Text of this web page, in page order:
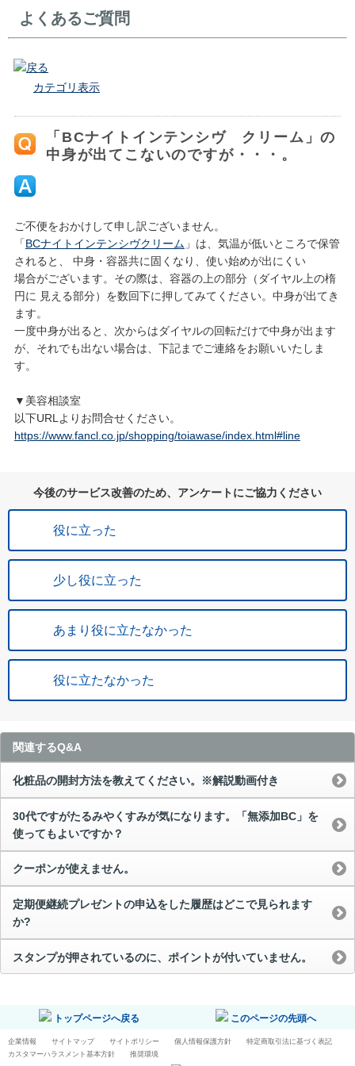
よくあるご質問
戻る
カテゴリ表示
「BCナイトインテンシヴ クリーム」の
中身が出てこないのですが・・・。
ご不便をおかけして申し訳ございません。
「BCナイトインテンシヴクリーム 」は、気温が低いところで保管
されると、 中身・容器共に固くなり、使い始めが出にくい
場合がございます。その際は、容器の上の部分（ダイヤル上の楕
円に 見える部分）を数回下に押してみてください。中身が出てき
ます。
一度中身が出ると、次からはダイヤルの回転だけで中身が出ます
が、それでも出ない場合は、下記までご連絡をお願いいたしま
す。
▼美容相談室
以下URLよりお問合せください。
https://www.fancl.co.jp/shopping/toiawase/index.html#line
今後のサービス改善のため、アンケートにご協力ください
役に立った
少し役に立った
あまり役に立たなかった
役に立たなかった
関連するQ&A
化粧品の開封方法を教えてください。※解説動画付き
30代ですがたるみやくすみが気になります。「無添加BC」を
使ってもよいですか？
クーポンが使えません。
定期便継続プレゼントの申込をした履歴はどこで見られます
か?
スタンプが押されているのに、ポイントが付いていません。
トップページへ戻る このページの先頭へ
企業情報 サイトマップ サイトポリシー 個人情報保護方針
特定商取引法に基づく表記
カスタマーハラスメント基本方針
推奨環境